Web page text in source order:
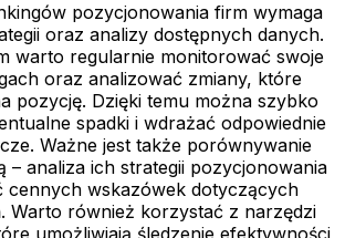
pozycjonowania firm wymaga
oraz analizy dostępnych danych.
warto regularnie monitorować swoje
oraz analizować zmiany, które
pozycję. Dzięki temu można szybko
spadki i wdrażać odpowiednie
Ważne jest także porównywanie
– analiza ich strategii pozycjonowania
cennych wskazówek dotyczących
Warto również korzystać z narzędzi